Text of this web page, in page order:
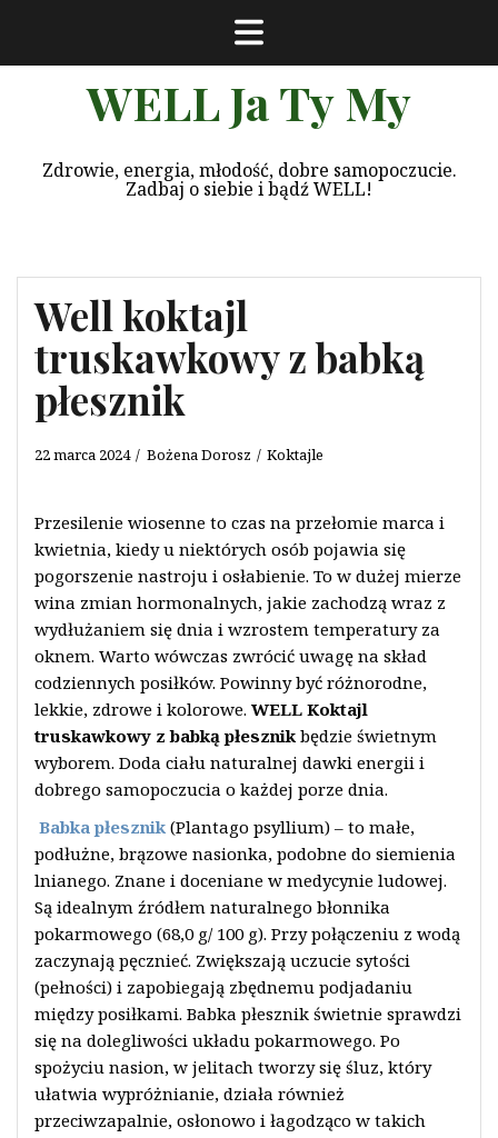
treści
WELL Ja Ty My
Zdrowie, energia, młodość, dobre samopoczucie.
Zadbaj o siebie i bądź WELL!
Well koktajl
truskawkowy z babką
płesznik
22 marca 2024 Bożena Dorosz Koktajle
Przesilenie wiosenne to czas na przełomie marca i
kwietnia, kiedy u niektórych osób pojawia się
pogorszenie nastroju i osłabienie. To w dużej mierze
wina zmian hormonalnych, jakie zachodzą wraz z
wydłużaniem się dnia i wzrostem temperatury za
oknem. Warto wówczas zwrócić uwagę na skład
codziennych posiłków. Powinny być różnorodne,
lekkie, zdrowe i kolorowe. WELL Koktajl
truskawkowy z babką płesznikbędzie świetnym
wyborem. Doda ciału naturalnej dawki energii i
dobrego samopoczucia o każdej porze dnia.
Babka płesznik (Plantago psyllium) – to małe,
podłużne, brązowe nasionka, podobne do siemienia
lnianego. Znane i doceniane w medycynie ludowej.
Są idealnym źródłem naturalnego błonnika
pokarmowego (68,0 g/ 100 g). Przy połączeniu z wodą
zaczynają pęcznieć. Zwiększają uczucie sytości
(pełności) i zapobiegają zbędnemu podjadaniu
między posiłkami. Babka płesznik świetnie sprawdzi
się na dolegliwości układu pokarmowego. Po
spożyciu nasion, w jelitach tworzy się śluz, który
ułatwia wypróżnianie, działa również
przeciwzapalnie, osłonowo i łagodząco w takich